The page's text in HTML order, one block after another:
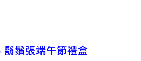
鬚張端午節禮盒